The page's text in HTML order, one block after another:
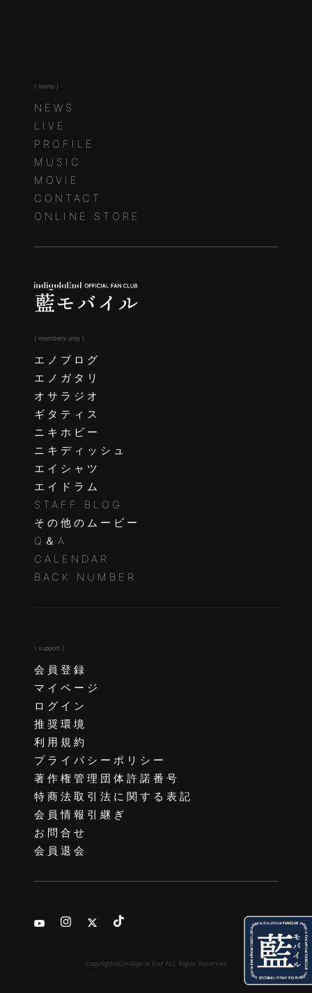
( menu )
NEWS
LIVE
PROFILE
MUSIC
MOVIE
CONTACT
ONLINE STORE
( members only )
エノブログ
エノガタリ
オサラジオ
ギタティス
ニキホビー
ニキディッシュ
エイシャツ
エイドラム
STAFF BLOG
その他のムービー
Q＆A
CALENDAR
BACK NUMBER
( support )
会員登録
マイページ
ログイン
推奨環境
利用規約
プライバシーポリシー
著作権管理団体許諾番号
特商法取引法に関する表記
会員情報引継ぎ
お問合せ
会員退会
Copyrights(C)indigo la End ALL Rights Reserved.